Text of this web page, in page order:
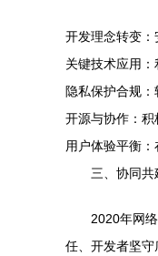
开发理念转变：
关键技术应用
隐私保护合规
开源与协作：积
用户体验平衡
三、协同
2020年网
任、开发者坚守